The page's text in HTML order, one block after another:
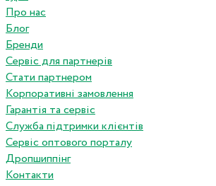
Про нас
Блог
Бренди
Сервіс для партнерів
Стати партнером
Корпоративні замовлення
Гарантія та сервіс
Служба підтримки клієнтів
Сервіс оптового порталу
Дропшиппінг
Контакти